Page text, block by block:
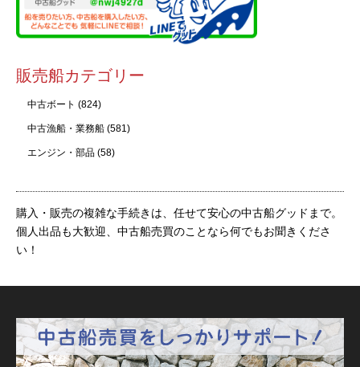
販売船カテゴリー
中古ボート (824)
中古漁船・業務船 (581)
エンジン・部品 (58)
購入・販売の複雑な手続きは、任せて安心の中古船グッドまで。
個人出品も大歓迎、中古船売買のことなら何でもお聞きくださ
い！